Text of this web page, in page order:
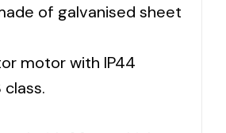
solares para todo tipo
of galvanised sheet
motor with IP44